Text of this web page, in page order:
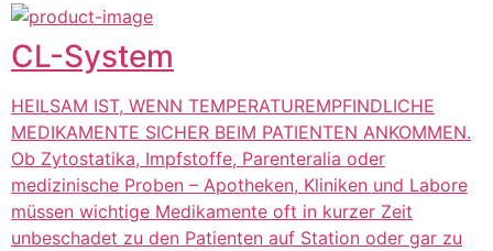
CL-System
HEILSAM IST, WENN TEMPERATUREMPFINDLICHE
MEDIKAMENTE SICHER BEIM PATIENTEN ANKOMMEN.
Ob Zytostatika, Impfstoffe, Parenteralia oder
medizinische Proben – Apotheken, Kliniken und Labore
müssen wichtige Medikamente oft in kurzer Zeit
unbeschadet zu den Patienten auf Station oder gar zu